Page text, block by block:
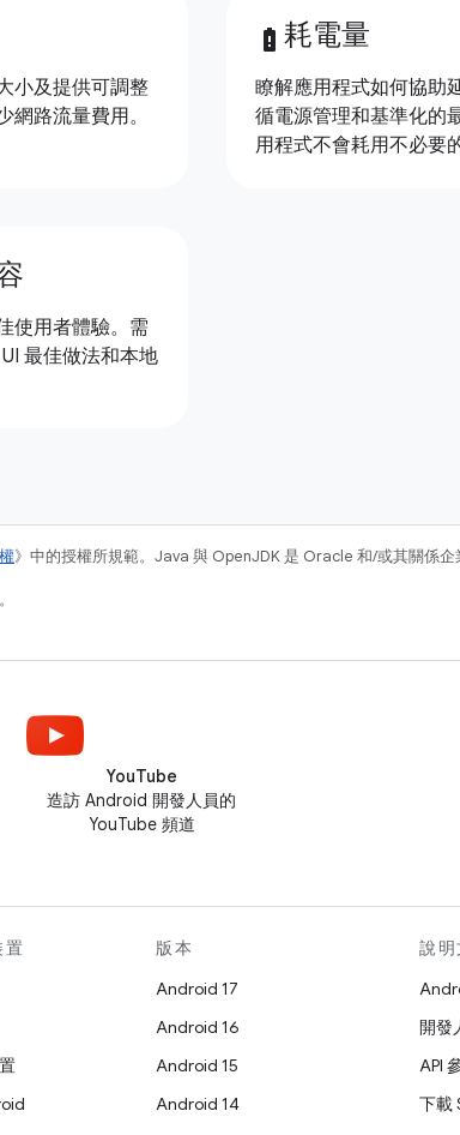
小及提供可調整
網路流量費用。
battery_alert 耗電量
瞭解應用程式如何協助
循電源管理和基準化的
用程式不會耗用不必要
使用者體驗。需
最佳做法和本地
》中的授權所規範。Java 與 OpenJDK 是 Oracle 和/或其關係企
YouTube
造訪 Android 開發人員的
YouTube 頻道
版本
Android 17
Android 16
Android 15
Android 14
說明
開發
API
下載